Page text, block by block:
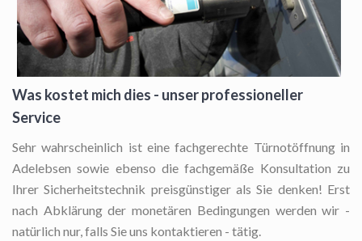
Was kostet mich dies - unser professioneller
Service
Sehr wahrscheinlich ist eine fachgerechte Türnotöffnung in
Adelebsen sowie ebenso die fachgemäße Konsultation zu
Ihrer Sicherheitstechnik preisgünstiger als Sie denken! Erst
nach Abklärung der monetären Bedingungen werden wir -
natürlich nur, falls Sie uns kontaktieren - tätig.